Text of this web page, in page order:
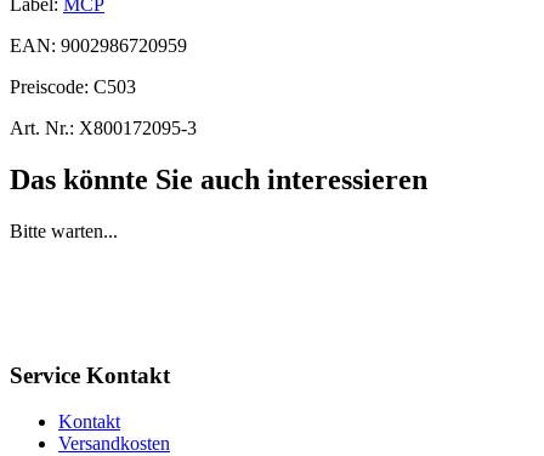
Label: MCP
EAN: 9002986720959
Preiscode: C503
Art. Nr.: X800172095-3
Das könnte Sie auch interessieren
Bitte warten...
Service Kontakt
Kontakt
Versandkosten